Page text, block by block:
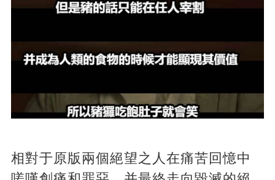
相對于原版兩個絕望之人在痛苦回憶中